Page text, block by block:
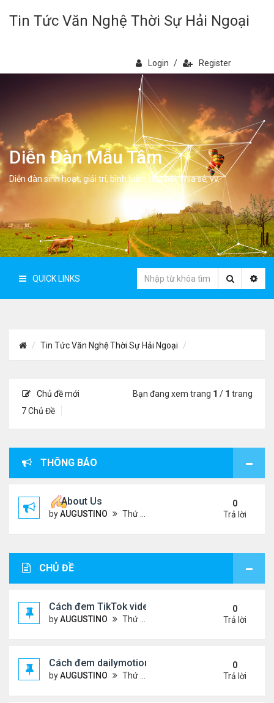
Tin Tức Văn Nghệ Thời Sự Hải Ngoại
Login / Register
Diễn Đàn Mẫu Tâm
Diễn đàn sinh hoạt, giải trí, bình luân, học hỏi, chia sẻ, vv.
QUICK LINKS
Tin Tức Văn Nghệ Thời Sự Hải Ngoại
Chủ đề mới
7 Chủ Đề
Bạn đang xem trang 1 / 1 trang
THÔNG BÁO
About Us
byAUGUSTINO Thứ 4 Tháng 10 07, 2020 4:27 pm
0
Trả lời
CHỦ ĐỀ
Cách đem TikTok video vào diễn đàn
byAUGUSTINO Thứ 4 Tháng 11 11, 2020 11:44 am
0
Trả lời
Cách đem dailymotion video vào diễn đàn
byAUGUSTINO Thứ 5 Tháng 10 15, 2020 12:14 pm
0
Trả lời